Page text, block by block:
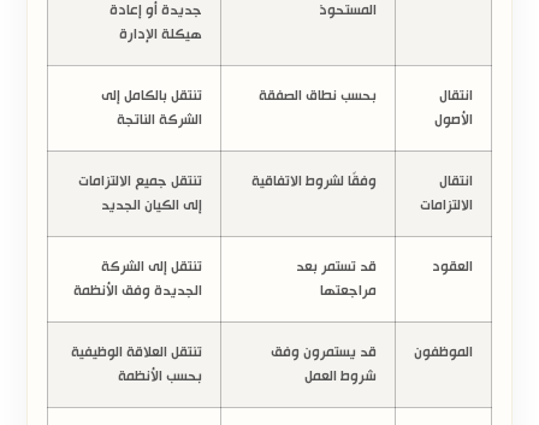
المستحوذ
جديدة أو إعادة
هيكلة الإدارة
انتقال
الأصول
بحسب نطاق الصفقة
تنتقل بالكامل إلى
الشركة الناتجة
انتقال
الالتزامات
وفقًا لشروط الاتفاقية
تنتقل جميع الالتزامات
إلى الكيان الجديد
العقود
قد تستمر بعد
مراجعتها
تنتقل إلى الشركة
الجديدة وفق الأنظمة
الموظفون
قد يستمرون وفق
شروط العمل
تنتقل العلاقة الوظيفية
بحسب الأنظمة